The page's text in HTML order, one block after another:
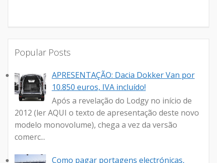
Popular Posts
APRESENTAÇÃO: Dacia Dokker Van por
10.850 euros, IVA incluído!
Após a revelação do Lodgy no início de
2012 (ler AQUI o texto de apresentação deste novo
modelo monovolume), chega a vez da versão
comerc...
Como pagar portagens electrónicas,